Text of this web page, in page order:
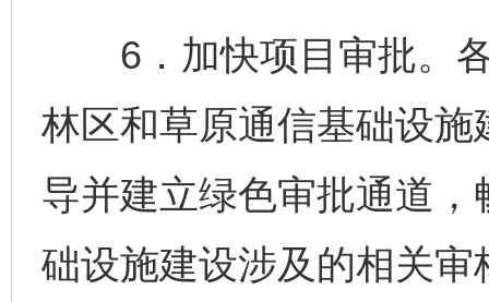
6．加快项目审批。各
林区和草原通信基础设
导并建立绿色审批通道
础设施建设涉及的相关